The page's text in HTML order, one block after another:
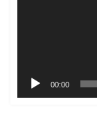
00:00